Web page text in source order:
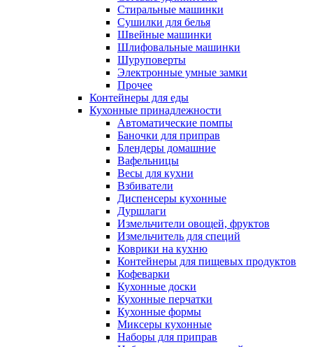
Стиральные машинки
Сушилки для белья
Швейные машинки
Шлифовальные машинки
Шуруповерты
Электронные умные замки
Прочее
Контейнеры для еды
Кухонные принадлежности
Автоматические помпы
Баночки для приправ
Блендеры домашние
Вафельницы
Весы для кухни
Взбиватели
Диспенсеры кухонные
Дуршлаги
Измельчители овощей, фруктов
Измельчитель для специй
Коврики на кухню
Контейнеры для пищевых продуктов
Кофеварки
Кухонные доски
Кухонные перчатки
Кухонные формы
Миксеры кухонные
Наборы для приправ